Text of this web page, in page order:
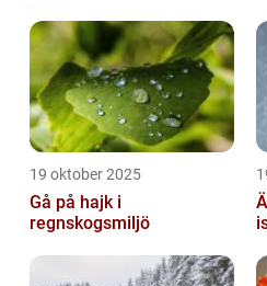
19 oktober 2025
Gå på hajk i
regnskogsmiljö